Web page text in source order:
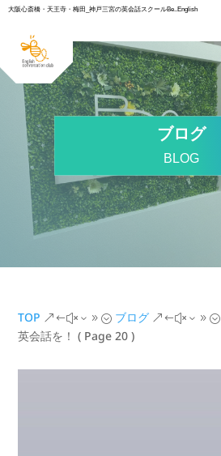
大阪心斎橋・天王寺・梅田_神戸三宮の英会話スクールBe..English
ブログ
BLOG
TOP &#x39; ブログ &#x39;
英会話を！ ( Page 20 )